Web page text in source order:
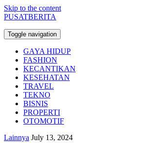
Skip to the content
PUSATBERITA
Toggle navigation
GAYA HIDUP
FASHION
KECANTIKAN
KESEHATAN
TRAVEL
TEKNO
BISNIS
PROPERTI
OTOMOTIF
Lainnya July 13, 2024